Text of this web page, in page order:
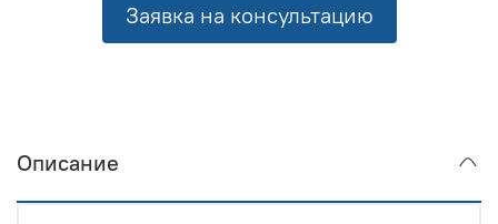
Заявка на консультацию
Описание